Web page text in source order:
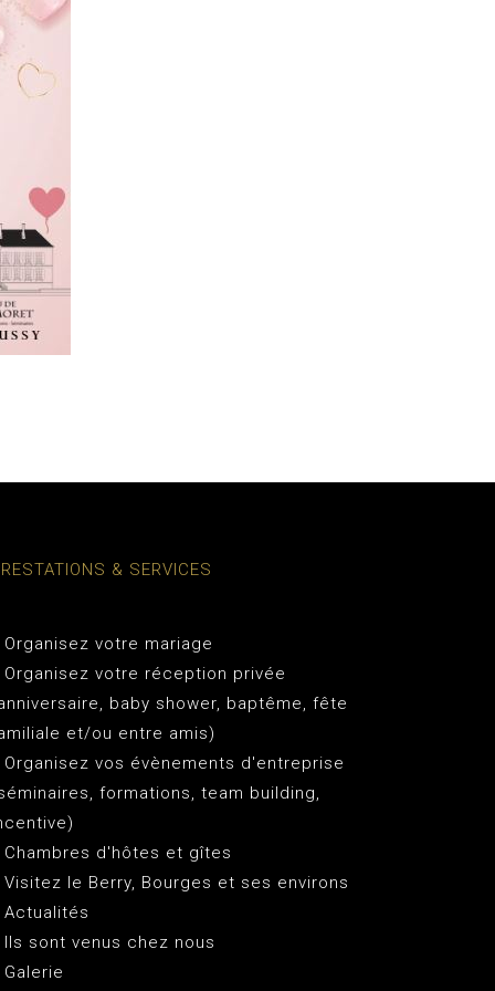
& SERVICES
votre mariage
votre réception privée
baby shower, baptême, fête
et/ou entre amis)
vos évènements d'entreprise
formations, team building,
d'hôtes et gîtes
le Berry, Bourges et ses environs
sont venus chez nous